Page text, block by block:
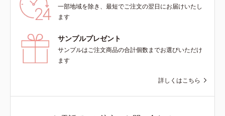
一部地域を除き、最短でご注文の翌日にお届けいたし
ます
サンプルプレゼント
サンプルはご注文商品の合計個数までお選びいただけ
ます
詳しくはこちら